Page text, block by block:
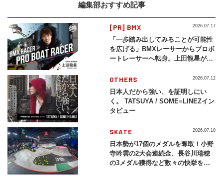
編集部おすすめ記事
[PR] BMX
「一歩踏み出してみることが可能性
を広げる」BMXレーサーからプロボ
ートレーサーへ転身。上田龍星が体
2026.07.17
OTHERS
日本人だから強い、を証明しにい
く。 TATSUYA / SOME≡LINEZイン
タビュー
2026.07.12
SKATE
日本勢が17個のメダルを奪取！小野
寺吟雲の2大会連続金、長谷川瑞穂
の3メダル獲得など数々の快挙をプ
2026.07.10